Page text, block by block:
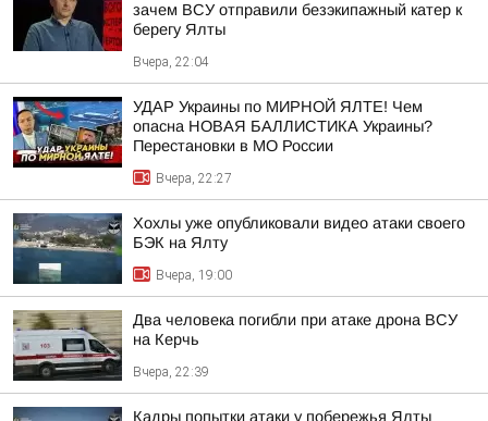
зачем ВСУ отправили безэкипажный катер к
берегу Ялты
Вчера, 22:04
УДАР Украины по МИРНОЙ ЯЛТЕ! Чем
опасна НОВАЯ БАЛЛИСТИКА Украины?
Перестановки в МО России
Вчера, 22:27
Хохлы уже опубликовали видео атаки своего
БЭК на Ялту
Вчера, 19:00
Два человека погибли при атаке дрона ВСУ
на Керчь
Вчера, 22:39
Кадры попытки атаки у побережья Ялты